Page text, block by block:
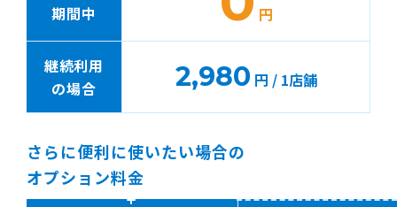
期間中
円
継続利用
の場合
2,980 円 / 1店舗
さらに便利に使いたい場合の
オプション料金